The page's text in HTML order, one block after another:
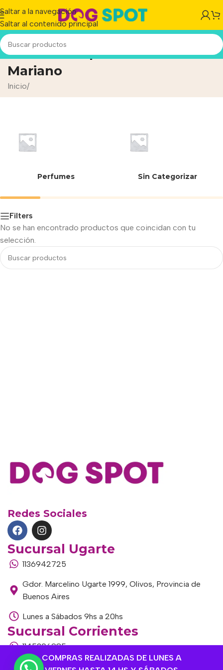
COMPRAS REALIZADAS DE LUNES A
Saltar a la navegación
Saltar al contenido principal
Extracto en polvo de Cardo
Mariano
Inicio/
Perfumes Sin Categorizar
Filters
No se han encontrado productos que coincidan con tu
selección.
Redes Sociales
Sucursal Ugarte
1136942725
Gdor. Marcelino Ugarte 1999, Olivos, Provincia de
Buenos Aires
Lunes a Sábados 9hs a 20hs
Sucursal Corrientes
1145306985
Corrientes 1464, Olivos, Provincia de Buenos Aires